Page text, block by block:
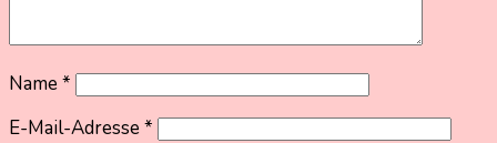
Name*
E-Mail-Adresse*